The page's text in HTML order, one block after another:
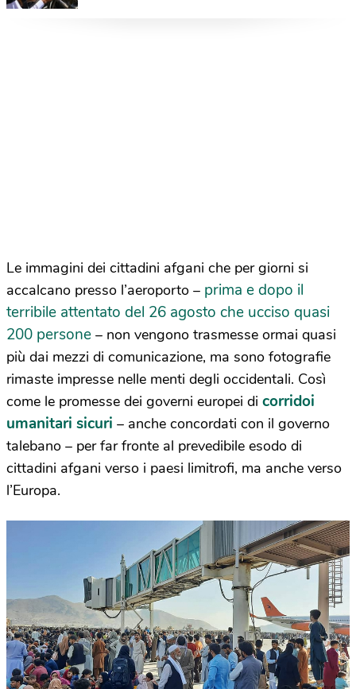
Le immagini dei cittadini afgani che per giorni si
accalcano presso l’aeroporto – prima e dopo il
terribile attentato del 26 agosto che ucciso quasi
200 persone – non vengono trasmesse ormai quasi
più dai mezzi di comunicazione, ma sono fotografie
rimaste impresse nelle menti degli occidentali. Così
come le promesse dei governi europei di corridoi
umanitari sicuri – anche concordati con il governo
talebano – per far fronte al prevedibile esodo di
cittadini afgani verso i paesi limitrofi, ma anche verso
l’Europa.